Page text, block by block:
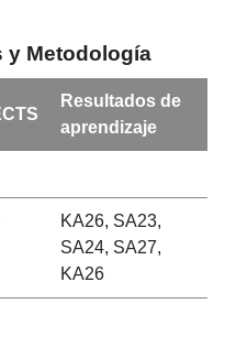
y Metodología
Resultados de
aprendizaje
KA26, SA23,
SA24, SA27,
KA26